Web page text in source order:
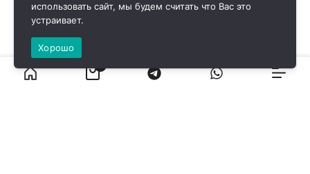
использовать сайт, мы будем считать что Вас это
устраивает.
Хорошо